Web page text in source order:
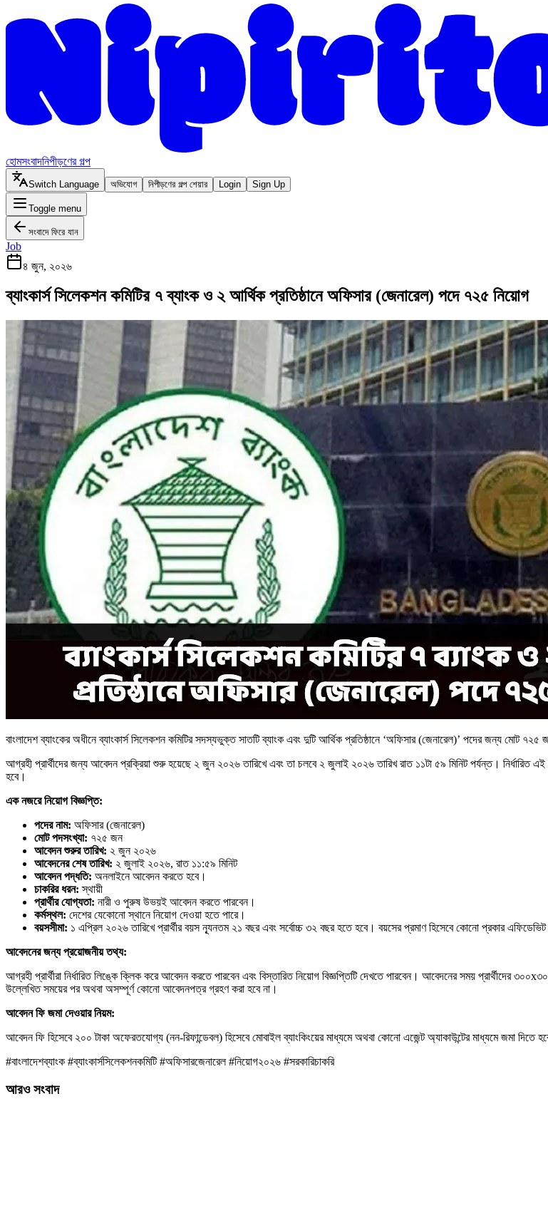
হোমসংবাদনিপীড়ণের গল্প
Switch Language অভিযোগ নিপীড়ণের গল্প শেয়ার Login Sign Up
Toggle menu
সংবাদে ফিরে যান
Job
৪ জুন, ২০২৬
ব্যাংকার্স সিলেকশন কমিটির ৭ ব্যাংক ও ২ আর্থিক প্রতিষ্ঠানে অফিসার (জেনারেল) পদে ৭২৫ নিয়োগ
বাংলাদেশ ব্যাংকের অধীনে ব্যাংকার্স সিলেকশন কমিটির সদস্যভুক্ত সাতটি ব্যাংক এবং দুটি আর্থিক প্রতিষ্ঠানে ‘অফিসার (জেনারেল)’ পদের জন্য মোট
আগ্রহী প্রার্থীদের জন্য আবেদন প্রক্রিয়া শুরু হয়েছে ২ জুন ২০২৬ তারিখে এবং তা চলবে ২ জুলাই ২০২৬ তারিখ রাত ১১টা ৫৯ মিনিট পর্যন্ত। নির্ধারিত
হবে।
এক নজরে নিয়োগ বিজ্ঞপ্তি:
পদের নাম: অফিসার (জেনারেল)
মোট পদসংখ্যা: ৭২৫ জন
আবেদন শুরুর তারিখ: ২ জুন ২০২৬
আবেদনের শেষ তারিখ: ২ জুলাই ২০২৬, রাত ১১:৫৯ মিনিট
আবেদন পদ্ধতি: অনলাইনে আবেদন করতে হবে।
চাকরির ধরন: স্থায়ী
প্রার্থীর যোগ্যতা: নারী ও পুরুষ উভয়ই আবেদন করতে পারবেন।
কর্মস্থল: দেশের যেকোনো স্থানে নিয়োগ দেওয়া হতে পারে।
বয়সসীমা: ১ এপ্রিল ২০২৬ তারিখে প্রার্থীর বয়স ন্যূনতম ২১ বছর এবং সর্বোচ্চ ৩২ বছর হতে হবে। বয়সের প্রমাণ হিসেবে কোনো প্রকার
আবেদনের জন্য প্রয়োজনীয় তথ্য:
আগ্রহী প্রার্থীরা নির্ধারিত লিঙ্কে ক্লিক করে আবেদন করতে পারবেন এবং বিস্তারিত নিয়োগ বিজ্ঞপ্তিটি দেখতে পারবেন। আবেদনের সময় প্রার্থীদের
উল্লেখিত সময়ের পর অথবা অসম্পূর্ণ কোনো আবেদনপত্র গ্রহণ করা হবে না।
আবেদন ফি জমা দেওয়ার নিয়ম:
আবেদন ফি হিসেবে ২০০ টাকা অফেরতযোগ্য (নন-রিফান্ডেবল) হিসেবে মোবাইল ব্যাংকিংয়ের মাধ্যমে অথবা কোনো এজেন্ট অ্যাকাউন্টের মাধ্যমে জমা দিতে
#বাংলাদেশব্যাংক #ব্যাংকার্সসিলেকশনকমিটি #অফিসারজেনারেল #নিয়োগ২০২৬ #সরকারিচাকরি
আরও সংবাদ